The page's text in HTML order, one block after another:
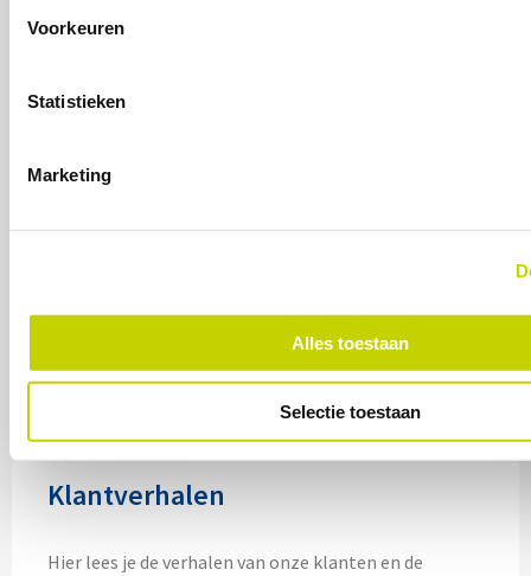
Voorkeuren
Statistieken
Marketing
Alles toestaan
Selectie toestaan
Klantverhalen
Hier lees je de verhalen van onze klanten en de